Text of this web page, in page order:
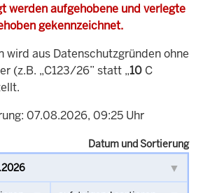
werden aufgehobene und verlegte
gekennzeichnet.
wird aus Datenschutzgründen ohne
(z.B. „C123/26” statt „10 C
07.08.2026, 09:25 Uhr
Datum und Sortierung